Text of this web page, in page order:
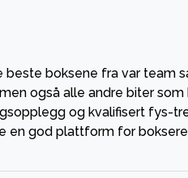
boksene fra var team
også alle andre biter som
og kvalifisert fys-
en god plattform for